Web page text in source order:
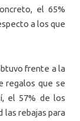
el 65%
a los que
frente a la
regalos que se
el 57% de los
las rebajas para